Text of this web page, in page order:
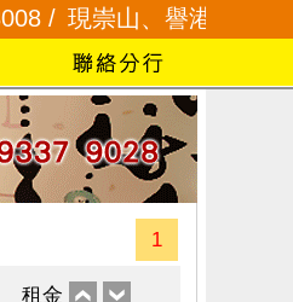
現崇山、譽港灣 2345
1
租金